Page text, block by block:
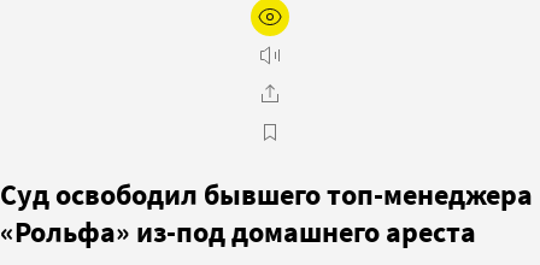
Суд освободил бывшего топ-менеджера
«Рольфа» из-под домашнего ареста